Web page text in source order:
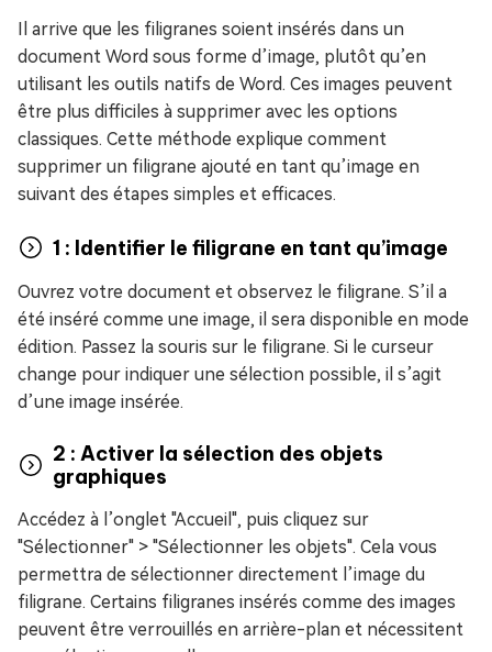
Il arrive que les filigranes soient insérés dans un
document Word sous forme d’image, plutôt qu’en
utilisant les outils natifs de Word. Ces images peuvent
être plus difficiles à supprimer avec les options
classiques. Cette méthode explique comment
supprimer un filigrane ajouté en tant qu’image en
suivant des étapes simples et efficaces.
1 : Identifier le filigrane en tant qu’image
Ouvrez votre document et observez le filigrane. S’il a
été inséré comme une image, il sera disponible en mode
édition. Passez la souris sur le filigrane. Si le curseur
change pour indiquer une sélection possible, il s’agit
d’une image insérée.
2 : Activer la sélection des objets
graphiques
Accédez à l’onglet "Accueil", puis cliquez sur
"Sélectionner" > "Sélectionner les objets". Cela vous
permettra de sélectionner directement l’image du
filigrane. Certains filigranes insérés comme des images
peuvent être verrouillés en arrière-plan et nécessitent